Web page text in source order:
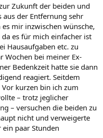
Zukunft der beiden und
der Entfernung sehr
mir inzwischen wünsche,
es für mich einfacher ist
Hausaufgaben etc. zu
Wochen bei meiner Ex-
Bedenkzeit hatte sie dann
reagiert. Seitdem
kurzen bin ich zum
– trotz jeglicher
– versuchen die beiden zu
nicht und verweigerte
paar Stunden